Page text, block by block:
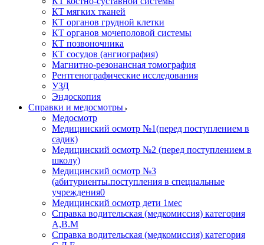
КТ мягких тканей
КТ органов грудной клетки
КТ органов мочеполовой системы
КТ позвоночника
КТ сосудов (ангиография)
Магнитно-резонансная томография
Рентгенографические исследования
УЗД
Эндоскопия
Справки и медосмотры
Медосмотр
Медицинский осмотр №1(перед поступлением в
садик)
Медицинский осмотр №2 (перед поступлением в
школу)
Медицинский осмотр №3
(абитуриенты.поступления в специальные
учреждения0
Медицинский осмотр дети 1мес
Справка водительская (медкомиссия) категория
А,В.М
Справка водительская (медкомиссия) категория